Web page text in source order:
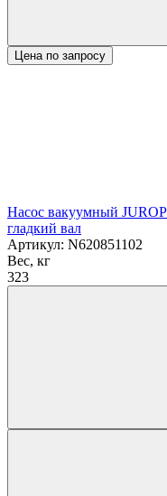
Цена по запросу
Насос вакуумный
гладкий вал
Артикул: N620851102
Вес, кг
323